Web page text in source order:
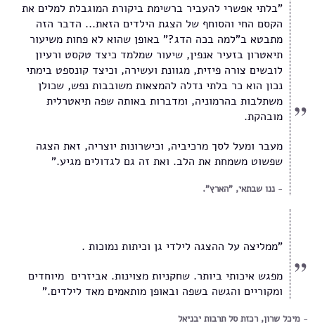
"בלתי אפשרי להעביר ברשימת ביקורת המוגבלת למלים את
הקסם החי והסוחף של הצגת הילדים הזאת... הדבר הזה
מתבטא ב"למה בכה הדג?" באופן שהוא לא פחות משיעור
תיאטרון בזעיר אנפין, שיעור שמלמד כיצד טקסט ורעיון
לובשים צורה פיזית, מגוונת ועשירה, וכיצד קונספט בימתי
נכון הוא כר בלתי נדלה להמצאות משובבות נפש, שכולן
משתלבות בהרמוניה, ומדברות באותה שפה תיאטרלית
מובהקת.
מעבר ומעל לסך מרכיביה, וכישרונות יוצריה, זאת הצגה
שפשוט משמחת את הלב. ואת זה גם לגדולים מגיע."
ננו שבתאי, "הארץ".
"ממליצה על ההצגה לילדי גן וכיתות נמוכות .
מפגש איכותי ביותר. שחקניות מצוינות. אביזרים מיוחדים
ומקוריים והגשה בשפה ובאופן מותאמים מאד לילדים."
מיכל שרון, רכזת סל תרבות יבניאל